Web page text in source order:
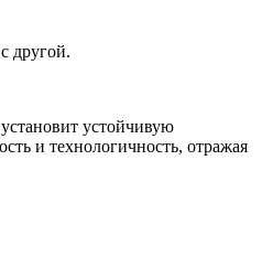
другой.
устойчивую
и технологичность, отражая